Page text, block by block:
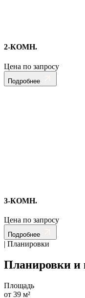
2-КОМН.
Цена по запросу
Подробнее
3-КОМН.
Цена по запросу
Подробнее
| Планировки
Планировки и
Площадь
от 39 м²